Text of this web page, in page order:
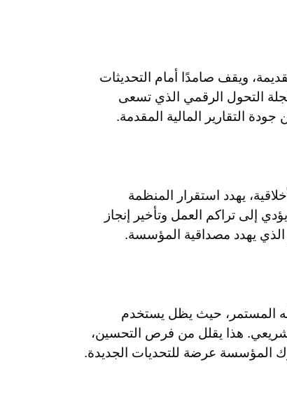
ويقف صامدًا أمام التحديثات
التحول الرقمي الذي تسعى
التقارير المالية المقدمة.
يهدد استقرار المنظمة
إلى تراكم العمل وتأخير إنجاز
الذي يهدد مصداقية المؤسسة.
المستمر، حيث يظل يستخدم
هذا يقلل من فرص التحسين،
المؤسسة عرضة للتحديات الجديدة.